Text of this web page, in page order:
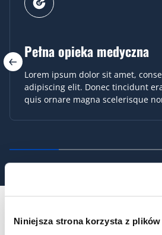
Niniejsza strona korzysta z
Ubezpieczenie na życie
Lorem ipsum dolor sit amet,
adipiscing elit. Donec tincidunt
quis ornare magna scelerisque
NASZE REALIZACJE